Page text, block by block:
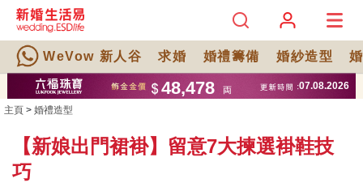
WeVow 新人谷 求婚 婚禮籌備 婚紗造型
主頁 > 婚禮造型
【新娘出門裙褂】留意7大揀選褂鞋技
巧